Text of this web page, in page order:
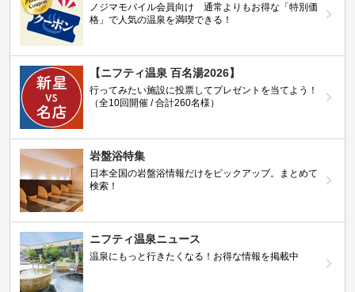
ノジマモバイル会員向け 通常よりもお得な「特別価
格」で人気の温泉を満喫できる！
【ニフティ温泉 百名湯2026】
行ってみたい施設に投票してプレゼントを当てよう！
（全10回開催 / 合計260名様）
岩盤浴特集
日本全国の岩盤浴情報だけをピックアップ。まとめて
検索！
ニフティ温泉ニュース
温泉にもっと行きたくなる！お得な情報を掲載中